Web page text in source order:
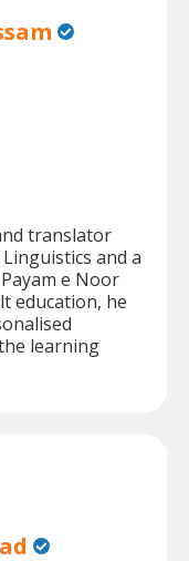
translator
and a
e Noor
education, he
learning